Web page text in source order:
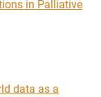
in Palliative
data as a